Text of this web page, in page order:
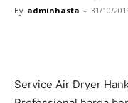
By adminhasta - 31/10/
Service Air Dryer